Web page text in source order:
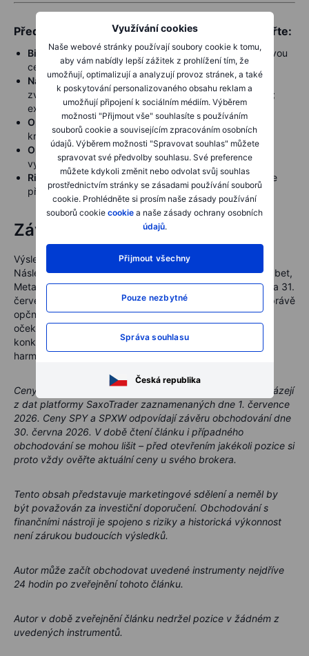
Využívání cookies
Naše webové stránky používají soubory cookie k tomu,
aby vám nabídly lepší zážitek z prohlížení tím, že
umožňují, optimalizují a analyzují provoz stránek, a také
k poskytování personalizovaného obsahu reklam a
umožňují připojení k sociálním médiím. Výběrem
možnosti "Přijmout vše" souhlasíte s používáním
souborů cookie a souvisejícím zpracováním osobních
údajů. Výběrem možnosti "Spravovat souhlas" můžete
spravovat své předvolby souhlasu. Své preference
můžete kdykoli změnit nebo odvolat svůj souhlas
prostřednictvím stránky se zásadami používání souborů
cookie. Prohlédněte si prosím naše zásady používání
souborů cookie cookie a naše zásady ochrany osobních
údajů.
Přijmout všechny
Pouze nezbytné
Správa souhlasu
Česká republika
Před otevřením některé z těchto strategií si ověřte:
Bid-ask spread– porovnejte obchodovatelnou středovou
cenu s teoretickou hodnotou
Načasování zveřejnění výsledků– ověřte, zda budou
zveřejněny před otevřením trhu nebo po jeho uzavření;
expirace zachycuje pouze následující obchodní seanci
Opce na SPY(strategie 2 a 3) jsou amerického typu –
krátké put opce mohou být přiřazeny před expirací
Opce na SPXW(strategie 1) jsou evropského typu a
vypořádané v hotovosti – nehrozí předčasné přiřazení
Risk reversal – stop-loss pro krátkou put opci nastavte
před vstupem do pozice, nikoli až následně
Závěrem
Výsledky bank budou zveřejněny od 14. července.
Následovat bude týden technologických firem, kdy Alphabet,
Meta, Microsoft a Amazon oznámí své výsledky mezi 29. a 31.
červencem. Kalendář těchto událostí je veřejně známý – právě
opční trh na indexy však představuje místo, kde se tato
očekávání promítají do cen. Správná volba expirace pro
konkrétní období umožňuje proměnit veřejně dostupný
harmonogram ve strukturovanou investiční strategii.
Ceny opcí a řecká písmena uvedené v tomto článku vycházejí
z dat platformy SaxoTrader zaznamenaných dne 1. července
2026. Ceny SPY a SPXW odpovídají závěru obchodování dne
30. června 2026. V době čtení článku i případného
obchodování se mohou lišit – před otevřením jakékoli pozice si
proto vždy ověřte aktuální ceny u svého brokera.
Tento obsah představuje marketingové sdělení a neměl by
být považován za investiční doporučení. Obchodování s
finančními nástroji je spojeno s riziky a historická výkonnost
není zárukou budoucích výsledků.
Autor může začít obchodovat uvedené instrumenty nejdříve
24 hodin po zveřejnění tohoto článku.
Autor v době zveřejnění článku nedržel pozice v žádném z
uvedených instrumentů.